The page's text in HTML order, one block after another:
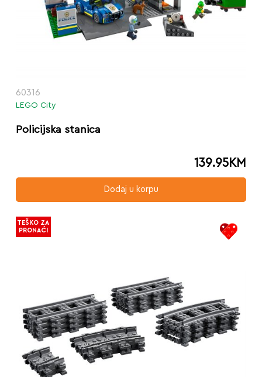
60316
LEGO City
Policijska stanica
139.95KM
Dodaj u korpu
TEŠKO ZA
PRONAĆI